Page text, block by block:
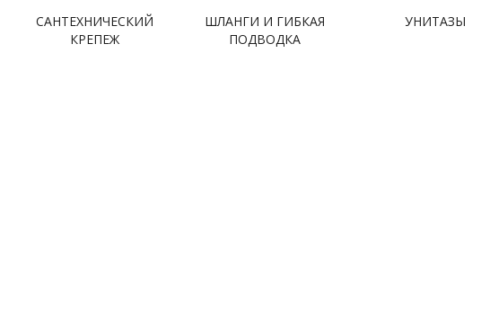
САНТЕХНИЧЕСКИЙ
КРЕПЕЖ
ШЛАНГИ И ГИБКАЯ
ПОДВОДКА
УНИТАЗЫ